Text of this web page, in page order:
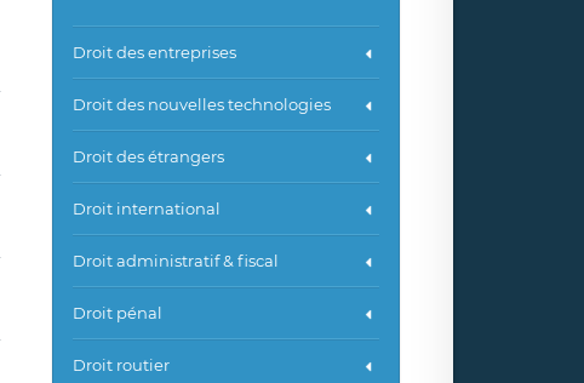
Droit des entreprises
Droit des nouvelles technologies
Droit des étrangers
Droit international
Droit administratif & fiscal
Droit pénal
Droit routier